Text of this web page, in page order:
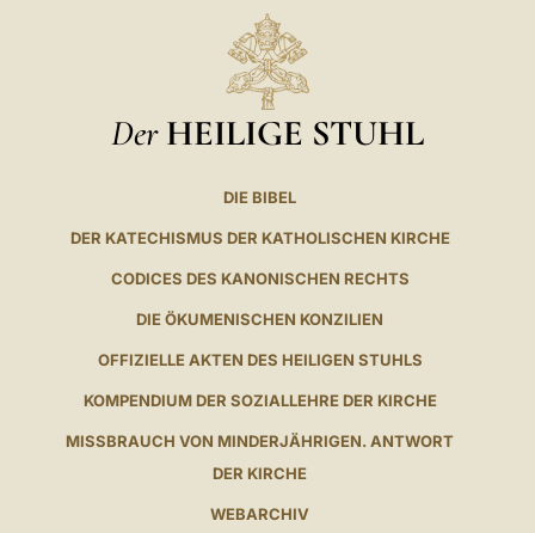
Der HEILIGE STUHL
DIE BIBEL
DER KATECHISMUS DER KATHOLISCHEN KIRCHE
CODICES DES KANONISCHEN RECHTS
DIE ÖKUMENISCHEN KONZILIEN
OFFIZIELLE AKTEN DES HEILIGEN STUHLS
KOMPENDIUM DER SOZIALLEHRE DER KIRCHE
MISSBRAUCH VON MINDERJÄHRIGEN. ANTWORT
DER KIRCHE
WEBARCHIV